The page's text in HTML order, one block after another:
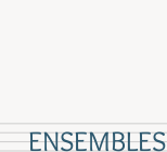
ENSEMBLES